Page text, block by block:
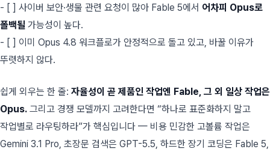
- [ ] 사이버 보안·생물 관련 요청이 많아 Fable 5에서 어차피 Opus로
폴백될 가능성이 높다.
- [ ] 이미 Opus 4.8 워크플로가 안정적으로 돌고 있고, 바꿀 이유가
뚜렷하지 않다.
쉽게 외우는 한 줄: 자율성이 곧 제품인 작업엔 Fable, 그 외 일상 작업은
Opus. 그리고 경쟁 모델까지 고려한다면 “하나로 표준화하지 말고
작업별로 라우팅하라”가 핵심입니다 — 비용 민감한 고볼륨 작업은
Gemini 3.1 Pro, 초장문 검색은 GPT-5.5, 하드한 장기 코딩은 Fable 5,